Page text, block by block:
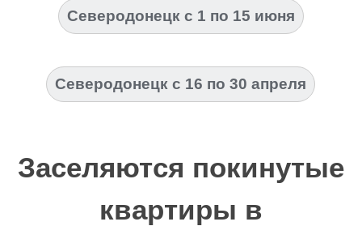
Северодонецк с 1 по 15 июня
Северодонецк с 16 по 30 апреля
Заселяются покинутые
квартиры в